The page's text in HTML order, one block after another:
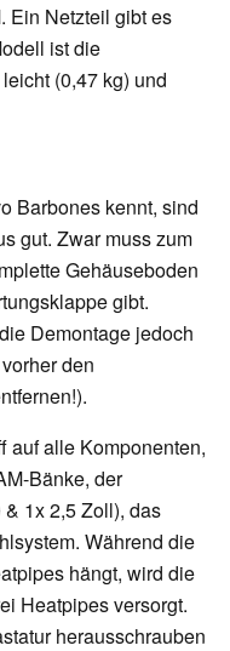
Ein Netzteil gibt es
ist die
(0,47 kg) und
Barbones kennt, sind
gut. Zwar muss zum
Gehäuseboden
gibt.
Demontage jedoch
den
auf alle Komponenten,
Bänke, der
1x 2,5 Zoll), das
Während die
hängt, wird die
Heatpipes versorgt.
herausschrauben